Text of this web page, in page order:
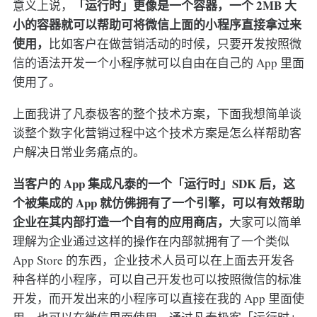
意义上说，
「运行时」更像是一个容器，一个 2MB 大
小的容器就可以帮助可将微信上面的小程序直接拿过来
使用， 比如客户在做营销活动的时候，只要开发按照微
信的语法开发一个小程序就可以自由在自己的 App 里面
使用了。
上面我讲了凡泰极客的整个技术方案，下面我想简单谈
谈整个数字化营销过程中这个技术方案是怎么样帮助客
户解决日常业务痛点的。
当客户的 App 集成凡泰的一个「运行时」SDK 后，这
个被集成的 App 就仿佛拥有了一个引擎，可以有效帮助
企业在其内部打造一个自有的应用商店， 大家可以简单
理解为企业通过这样的操作在内部就拥有了一个类似
App Store 的东西，企业技术人员可以在上面去开发各
种各样的小程序，可以自己开发也可以按照微信的标准
开发，而开发出来的小程序可以直接在我的 App 里面使